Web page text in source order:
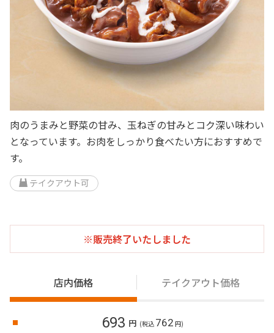
肉のうまみと野菜の甘み、玉ねぎの甘みとコク深い味わい
となっています。お肉をしっかり食べたい方におすすめで
す。
テイクアウト可
※販売終了いたしました
店内価格 テイクアウト価格
693 円 (税込 762 円)